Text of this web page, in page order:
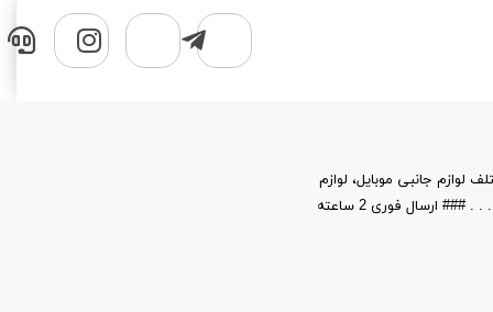
لوازم جانبی موبایل، لوازم
جانبی کامپیوتر، قطعات، حافظه های جانبی و نرم افزار در خدمت شماست. . . . . . . . . ### ارسال فوری 2 ساعته